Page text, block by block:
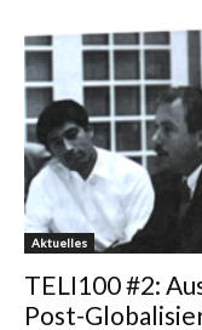
Aktuelles
TELI100 #2:
Post-